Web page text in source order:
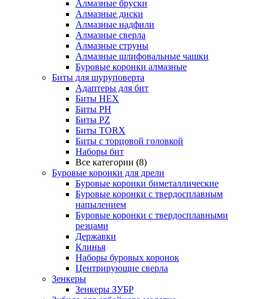
Алмазные бруски
Алмазные диски
Алмазные надфили
Алмазные сверла
Алмазные струны
Алмазные шлифовальные чашки
Буровые коронки алмазные
Биты для шуруповерта
Адаптеры для бит
Биты HEX
Биты PH
Биты PZ
Биты TORX
Биты с торцовой головкой
Наборы бит
Все категории (8)
Буровые коронки для дрели
Буровые коронки биметаллические
Буровые коронки с твердосплавным
напылением
Буровые коронки с твердосплавными
резцами
Державки
Клинья
Наборы буровых коронок
Центрирующие сверла
Зенкеры
Зенкеры ЗУБР